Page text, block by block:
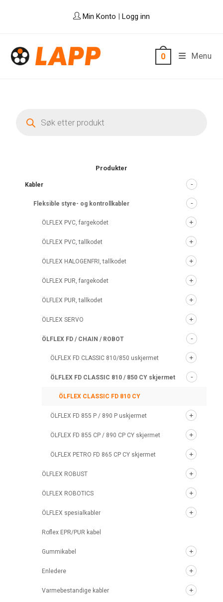
Min Konto | Logg inn
0 Menu
search
Produkter
Kabler
Fleksible styre- og kontrollkabler
ÖLFLEX PVC, fargekodet
ÖLFLEX PVC, tallkodet
ÖLFLEX HALOGENFRI, tallkodet
ÖLFLEX PUR, fargekodet
ÖLFLEX PUR, tallkodet
ÖLFLEX SERVO
ÖLFLEX FD / CHAIN / ROBOT
ÖLFLEX FD CLASSIC 810/850 uskjermet
ÖLFLEX FD CLASSIC 810 / 850 CY skjermet
ÖLFLEX CLASSIC FD 810 CY
ÖLFLEX FD 855 P / 890 P uskjermet
ÖLFLEX FD 855 CP / 890 CP CY skjermet
ÖLFLEX PETRO FD 865 CP CY skjermet
ÖLFLEX ROBUST
ÖLFLEX ROBOTICS
ÖLFLEX spesialkabler
Roflex EPR/PUR kabel
Gummikabel
Enledere
Varmebestandige kabler